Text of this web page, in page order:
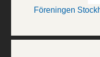
Föreningen